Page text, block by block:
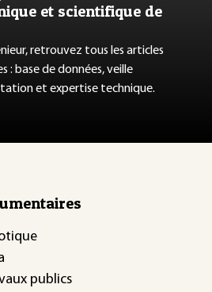
et scientifique de
retrouvez tous les articles
: base de données, veille
et expertise technique.
publics